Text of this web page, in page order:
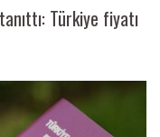
Türkiye fiyatı